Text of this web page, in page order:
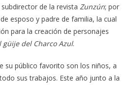
de la revista Zunzún; por
esposo y padre de familia, la cual
para la creación de personajes
del Charco Azul.
su público favorito son los niños, a
sus trabajos. Este año junto a la